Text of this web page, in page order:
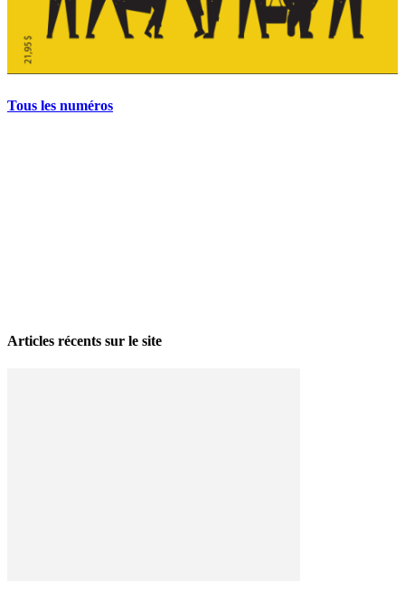
Tous les numéros
Articles récents sur le site